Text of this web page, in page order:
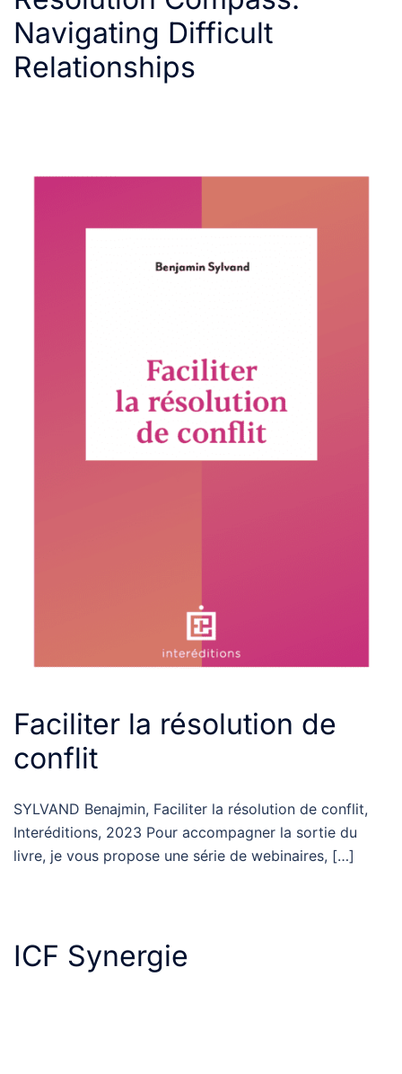
Navigating Difficult
Relationships
Faciliter la résolution de
conflit
SYLVAND Benajmin, Faciliter la résolution de conflit,
Interéditions, 2023 Pour accompagner la sortie du
livre, je vous propose une série de webinaires, […]
ICF Synergie